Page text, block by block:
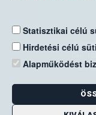
Statisztikai célú
Hirdetési célú
Alapműködést
E-